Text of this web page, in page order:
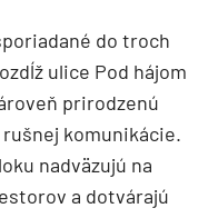
do troch
ulice Pod hájom
prirodzenú
komunikácie.
nadväzujú na
a dotvárajú